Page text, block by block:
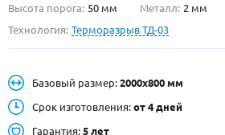
Металлические двери от производителя с
НАЙТИ:
ПН-СБ - с 9:00 до 21:00,
Высота порога: 50 мм Металл: 2 мм
Технология: Терморазрыв ТД-03
Базовый размер: 2000х800 мм
Срок изготовления: от 4 дней
Гарантия: 5 лет